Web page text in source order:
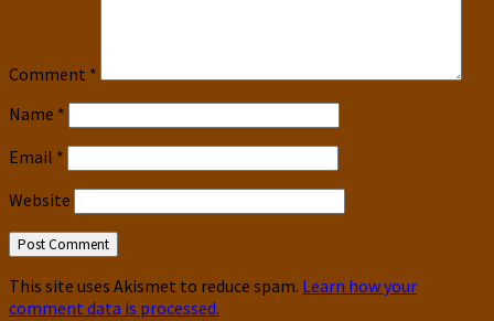
Comment *
Name *
Email *
Website
This site uses Akismet to reduce spam. Learn how your
comment data is processed.